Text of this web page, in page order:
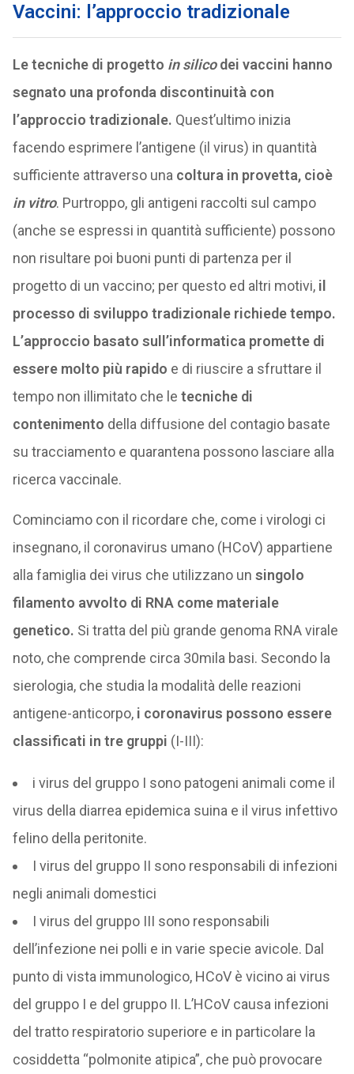
Vaccini: l’approccio tradizionale
Le tecniche di progetto in silicodei vaccini hanno
segnato una profonda discontinuità con
l’approccio tradizionale. Quest’ultimo inizia
facendo esprimere l’antigene (il virus) in quantità
sufficiente attraverso una coltura in provetta, cioè
in vitro. Purtroppo, gli antigeni raccolti sul campo
(anche se espressi in quantità sufficiente) possono
non risultare poi buoni punti di partenza per il
progetto di un vaccino; per questo ed altri motivi, il
processo di sviluppo tradizionale richiede tempo.
L’approccio basato sull’informatica promette di
essere molto più rapido e di riuscire a sfruttare il
tempo non illimitato che le tecniche di
contenimento della diffusione del contagio basate
su tracciamento e quarantena possono lasciare alla
ricerca vaccinale.
Cominciamo con il ricordare che, come i virologi ci
insegnano, il coronavirus umano (HCoV) appartiene
alla famiglia dei virus che utilizzano un singolo
filamento avvolto di RNA come materiale
genetico. Si tratta del più grande genoma RNA virale
noto, che comprende circa 30mila basi. Secondo la
sierologia, che studia la modalità delle reazioni
antigene-anticorpo,i coronavirus possono essere
classificati in tre gruppi (I-III):
i virus del gruppo I sono patogeni animali come il
virus della diarrea epidemica suina e il virus infettivo
felino della peritonite.
I virus del gruppo II sono responsabili di infezioni
negli animali domestici
I virus del gruppo III sono responsabili
dell’infezione nei polli e in varie specie avicole. Dal
punto di vista immunologico, HCoV è vicino ai virus
del gruppo I e del gruppo II. L’HCoV causa infezioni
del tratto respiratorio superiore e in particolare la
cosiddetta “polmonite atipica”, che può provocare